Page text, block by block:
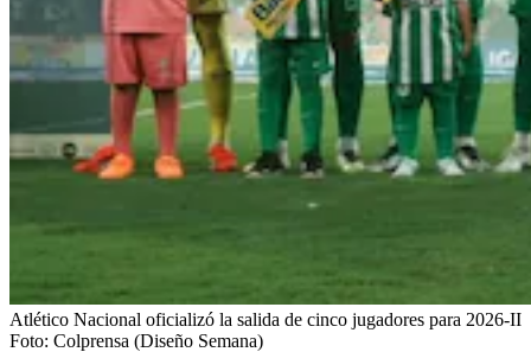
Atlético Nacional oficializó la salida de cinco jugadores para 2026-II
Foto: Colprensa (Diseño Semana)